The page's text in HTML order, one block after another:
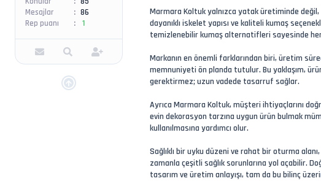
Mesajlar
86
Rep puanı
1
Marmara Koltuk yalnızca yatak üretiminde
dayanıklı iskelet yapısı ve kaliteli kumaş
temizlenebilir kumaş alternatifleri sayesinde
Markanın en önemli farklarından biri, üretim
memnuniyeti ön planda tutulur. Bu yaklaşım,
gerektirmez; uzun vadede tasarruf sağlar.
Ayrıca Marmara Koltuk, müşteri ihtiyaçlarını
evin dekorasyon tarzına uygun ürün bulmak
kullanılmasına yardımcı olur.
Sağlıklı bir uyku düzeni ve rahat bir oturma
zamanla çeşitli sağlık sorunlarına yol açabilir.
tasarım ve üretim anlayışı, tam da bu bilinç